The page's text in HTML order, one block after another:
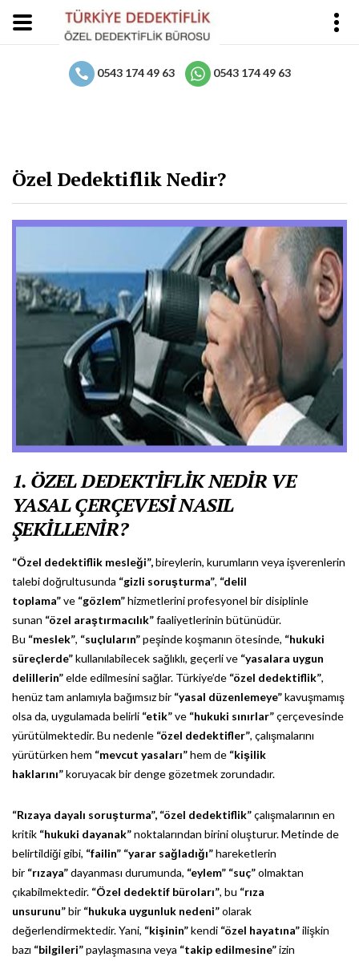
0543 174 49 63 0543 174 49 63
Özel Dedektiflik Nedir?
1. ÖZEL DEDEKTİFLİK NEDİR VE
YASAL ÇERÇEVESİ NASIL
ŞEKİLLENİR?
“Özel dedektiflik mesleği”,bireylerin, kurumların veya işverenlerin
talebi doğrultusunda “gizli soruşturma”, “delil
toplama”ve “gözlem”hizmetlerini profesyonel bir disiplinle
sunan “özel araştırmacılık”faaliyetlerinin bütünüdür.
Bu “meslek”, “suçluların”peşinde koşmanın ötesinde, “hukuki
süreçlerde”kullanılabilecek sağlıklı, geçerli ve “yasalara uygun
delillerin”elde edilmesini sağlar. Türkiye’de “özel dedektiflik”,
henüz tam anlamıyla bağımsız bir “yasal düzenlemeye”kavuşmamış
olsa da, uygulamada belirli “etik”ve “hukuki sınırlar”çerçevesinde
yürütülmektedir. Bu nedenle “özel dedektifler”, çalışmalarını
yürütürken hem “mevcut yasaları”hem de “kişilik
haklarını”koruyacak bir denge gözetmek zorundadır.
“Rızaya dayalı soruşturma”, “özel dedektiflik”çalışmalarının en
kritik “hukuki dayanak”noktalarından birini oluşturur. Metinde de
belirtildiği gibi, “failin” “yarar sağladığı”hareketlerin
bir “rızaya”dayanması durumunda, “eylem” “suç”olmaktan
çıkabilmektedir. “Özel dedektif büroları”, bu “rıza
unsurunu”bir “hukuka uygunluk nedeni”olarak
değerlendirmektedir. Yani, “kişinin”kendi “özel hayatına”ilişkin
bazı “bilgileri”paylaşmasına veya “takip edilmesine”izin